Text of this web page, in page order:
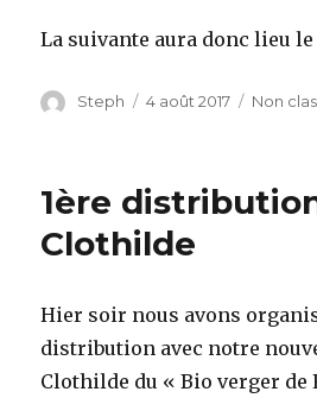
La suivante aura donc lieu
Auteur
Steph
Publié
4 août 2017 Non
1ère
Clothilde
Hier soir nous avons
distribution avec notre
Clothilde du « Bio verger de